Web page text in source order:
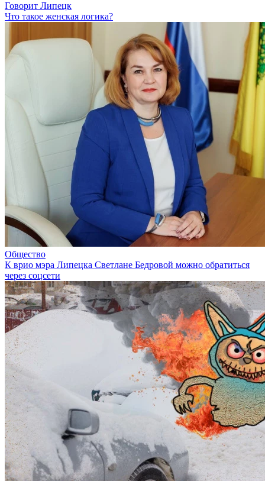
Говорит Липецк
Что такое женская логика?
Общество
К врио мэра Липецка Светлане Бедровой можно обратиться
через соцсети